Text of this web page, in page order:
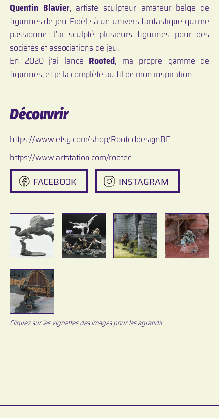
Quentin Blavier, artiste sculpteur amateur belge de
figurines de jeu. Fidèle à un univers fantastique qui me
passionne. J’ai sculpté plusieurs figurines pour des
sociétés et associations de jeu.
En 2020 j’ai lancé Rooted, ma propre gamme de
figurines, et je la complète au fil de mon inspiration.
Découvrir
https://www.etsy.com/shop/RooteddesignBE
https://www.artstation.com/rooted
FACEBOOK INSTAGRAM
Cliquez sur les vignettes des images pour les agrandir.